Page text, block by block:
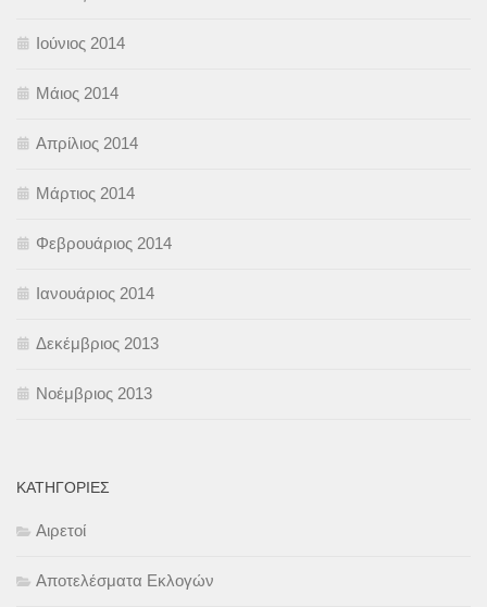
Ιούνιος 2014
Μάιος 2014
Απρίλιος 2014
Μάρτιος 2014
Φεβρουάριος 2014
Ιανουάριος 2014
Δεκέμβριος 2013
Νοέμβριος 2013
KΑΤΗΓΟΡΊΕΣ
Αιρετοί
Αποτελέσματα Εκλογών